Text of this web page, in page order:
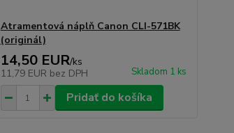
Atramentová náplň Canon CLI-571BK
(originál)
14,50 EUR/ks
11,79 EUR bez DPH Skladom 1 ks
Pridať do košíka